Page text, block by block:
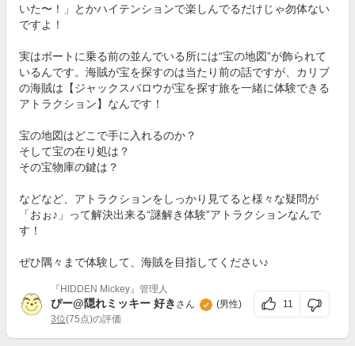
いた〜！」とかハイテンションで楽しんでるだけじゃ勿体ない
ですよ！
実はボートに乗る前の並んでいる所には“宝の地図”が飾られて
いるんです。海賊が宝を探すのは当たり前の話ですが、カリブ
の海賊は【ジャックスパロウが宝を探す旅を一緒に体験できる
アトラクション】なんです！
宝の地図はどこで手に入れるのか？
そして宝の在り処は？
その宝物庫の鍵は？
などなど、アトラクションをしっかり見てると様々な疑問が
「おぉ♪」って解決出来る“謎解き体験”アトラクションなんで
す！
ぜひ隅々まで体験して、海賊を目指してください♪
『HIDDEN Mickey』管理人
ぴー@隠れミッキー 好き さん
(男性)
3位(75点)の評価
11